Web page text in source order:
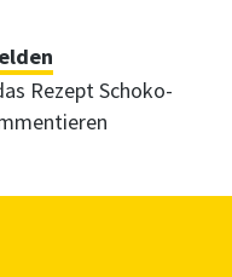
Rezept Schoko-